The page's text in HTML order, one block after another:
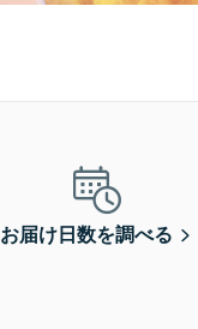
お届け日数を調べる